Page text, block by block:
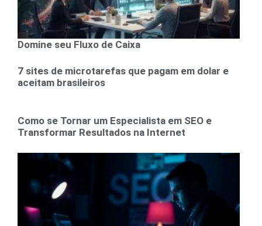
Domine seu Fluxo de Caixa
7 sites de microtarefas que pagam em dolar e
aceitam brasileiros
Como se Tornar um Especialista em SEO e
Transformar Resultados na Internet